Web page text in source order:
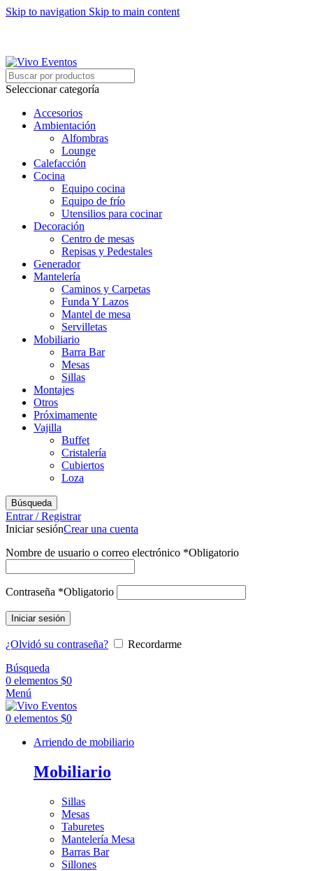
Skip to navigation Skip to main content
Seleccionar categoría
Accesorios
Ambientación
Alfombras
Lounge
Calefacción
Cocina
Equipo cocina
Equipo de frío
Utensilios para cocinar
Decoración
Centro de mesas
Repisas y Pedestales
Generador
Mantelería
Caminos y Carpetas
Funda Y Lazos
Mantel de mesa
Servilletas
Mobiliario
Barra Bar
Mesas
Sillas
Montajes
Otros
Próximamente
Vajilla
Buffet
Cristalería
Cubiertos
Loza
Búsqueda
Entrar / Registrar
Iniciar sesiónCrear una cuenta
Nombre de usuario o correo electrónico *Obligatorio
Contraseña *Obligatorio
Iniciar sesión
¿Olvidó su contraseña?
Recordarme
Búsqueda
0 elementos $0
Menú
0 elementos $0
Arriendo de mobiliario
Mobiliario
Sillas
Mesas
Taburetes
Mantelería Mesa
Barras Bar
Sillones